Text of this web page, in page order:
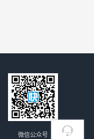
微信公众号